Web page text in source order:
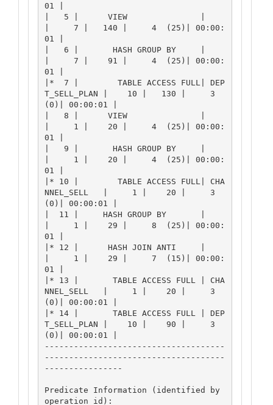
01 |
|   5 |      VIEW               |
|     7 |   140 |     4  (25)| 00:00:
01 |
|   6 |       HASH GROUP BY     |
|     7 |    91 |     4  (25)| 00:00:
01 |
|*  7 |        TABLE ACCESS FULL| DEP
T_SELL_PLAN |    10 |   130 |     3
(0)| 00:00:01 |
|   8 |      VIEW               |
|     1 |    20 |     4  (25)| 00:00:
01 |
|   9 |       HASH GROUP BY     |
|     1 |    20 |     4  (25)| 00:00:
01 |
|* 10 |        TABLE ACCESS FULL| CHA
NNEL_SELL   |     1 |    20 |     3
(0)| 00:00:01 |
|  11 |     HASH GROUP BY       |
|     1 |    29 |     8  (25)| 00:00:
01 |
|* 12 |      HASH JOIN ANTI     |
|     1 |    29 |     7  (15)| 00:00:
01 |
|* 13 |       TABLE ACCESS FULL | CHA
NNEL_SELL   |     1 |    20 |     3
(0)| 00:00:01 |
|* 14 |       TABLE ACCESS FULL | DEP
T_SELL_PLAN |    10 |    90 |     3
(0)| 00:00:01 |
-------------------------------------
-------------------------------------
----------------
Predicate Information (identified by
operation id):